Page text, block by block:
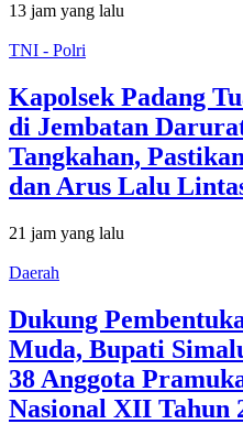
13 jam yang lalu
TNI - Polri
Kapolsek Padang
di Jembatan
Tangkahan,
dan Arus Lalu
21 jam yang lalu
Daerah
Dukung
Muda, Bupati
38 Anggota
Nasional XII Tahun